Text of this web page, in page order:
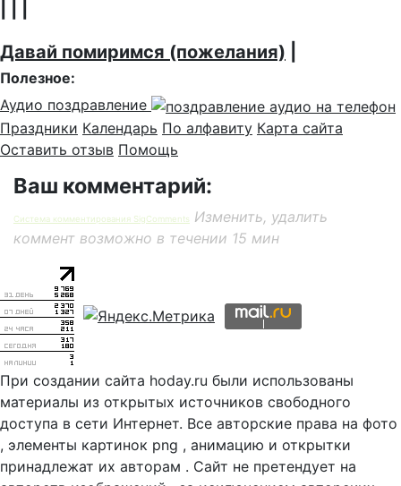
Давай помиримся (пожелания)
Полезное:
Аудио поздравление
Праздники Календарь По алфавиту Карта сайта
Оставить отзыв Помощь
Ваш комментарий:
Система комментирования SigComments
Изменить, удалить
коммент возможно в течении 15 мин
При создании сайта hoday.ru были использованы
материалы из открытых источников свободного
доступа в сети Интернет. Все авторские права на фото
, элементы картинок png , анимацию и открытки
принадлежат их авторам . Сайт не претендует на